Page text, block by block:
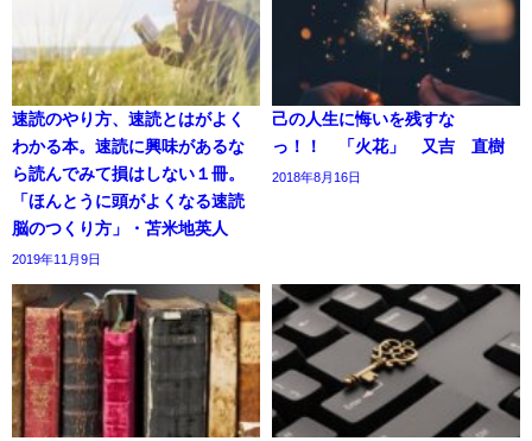
速読のやり方、速読とはがよく
わかる本。速読に興味があるな
ら読んでみて損はしない１冊。
「ほんとうに頭がよくなる速読
脳のつくり方」・苫米地英人
2019年11月9日
己の人生に悔いを残すな
っ！！ 「火花」 又吉 直樹
2018年8月16日